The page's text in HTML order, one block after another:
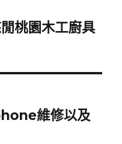
桃園木工廚具
維修以及